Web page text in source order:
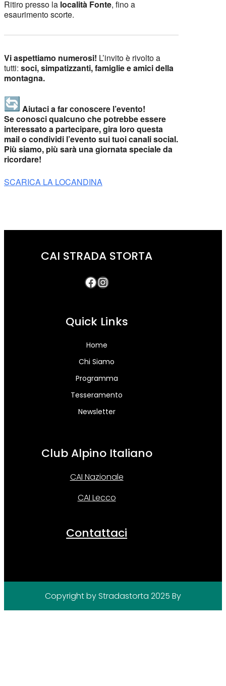
Ritiro presso la località Fonte, fino a
esaurimento scorte.
Vi aspettiamo numerosi! L’invito è rivolto a
tutti: soci, simpatizzanti, famiglie e amici della
montagna.
Aiutaci a far conoscere l’evento!
Se conosci qualcuno che potrebbe essere
interessato a partecipare, gira loro questa
mail o condividi l’evento sui tuoi canali social.
Più siamo, più sarà una giornata speciale da
ricordare!
SCARICA LA LOCANDINA
CAI STRADA STORTA
Quick Links
Home
Chi Siamo
Programma
Tesseramento
Newsletter
Club Alpino Italiano
CAI Nazionale
CAI Lecco
Contattaci
Copyright by Stradastorta 2025 By